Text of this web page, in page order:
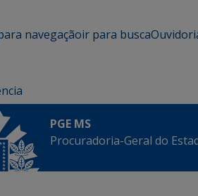
navegaçãoir para busca
PGE MS
Procuradoria-Geral do